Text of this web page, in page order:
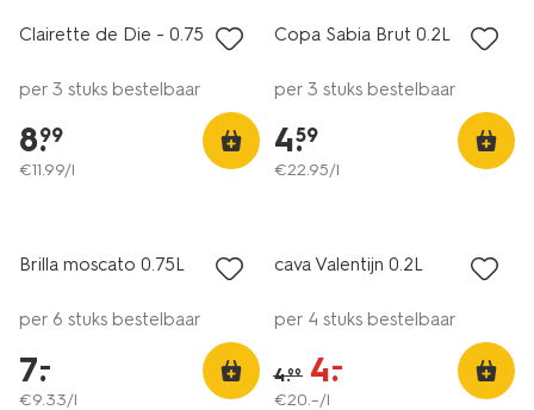
Clairette de Die - 0.75 L
per 3 stuks bestelbaar
8.
99
€11.99/l
Copa Sabia Brut 0.2L
per 3 stuks bestelbaar
4.
59
€22.95/l
Brilla moscato 0.75L
per 6 stuks bestelbaar
7.
–
€9.33/l
cava Valentijn 0.2L
per 4 stuks bestelbaar
4.99 4.
–
€20.–/l